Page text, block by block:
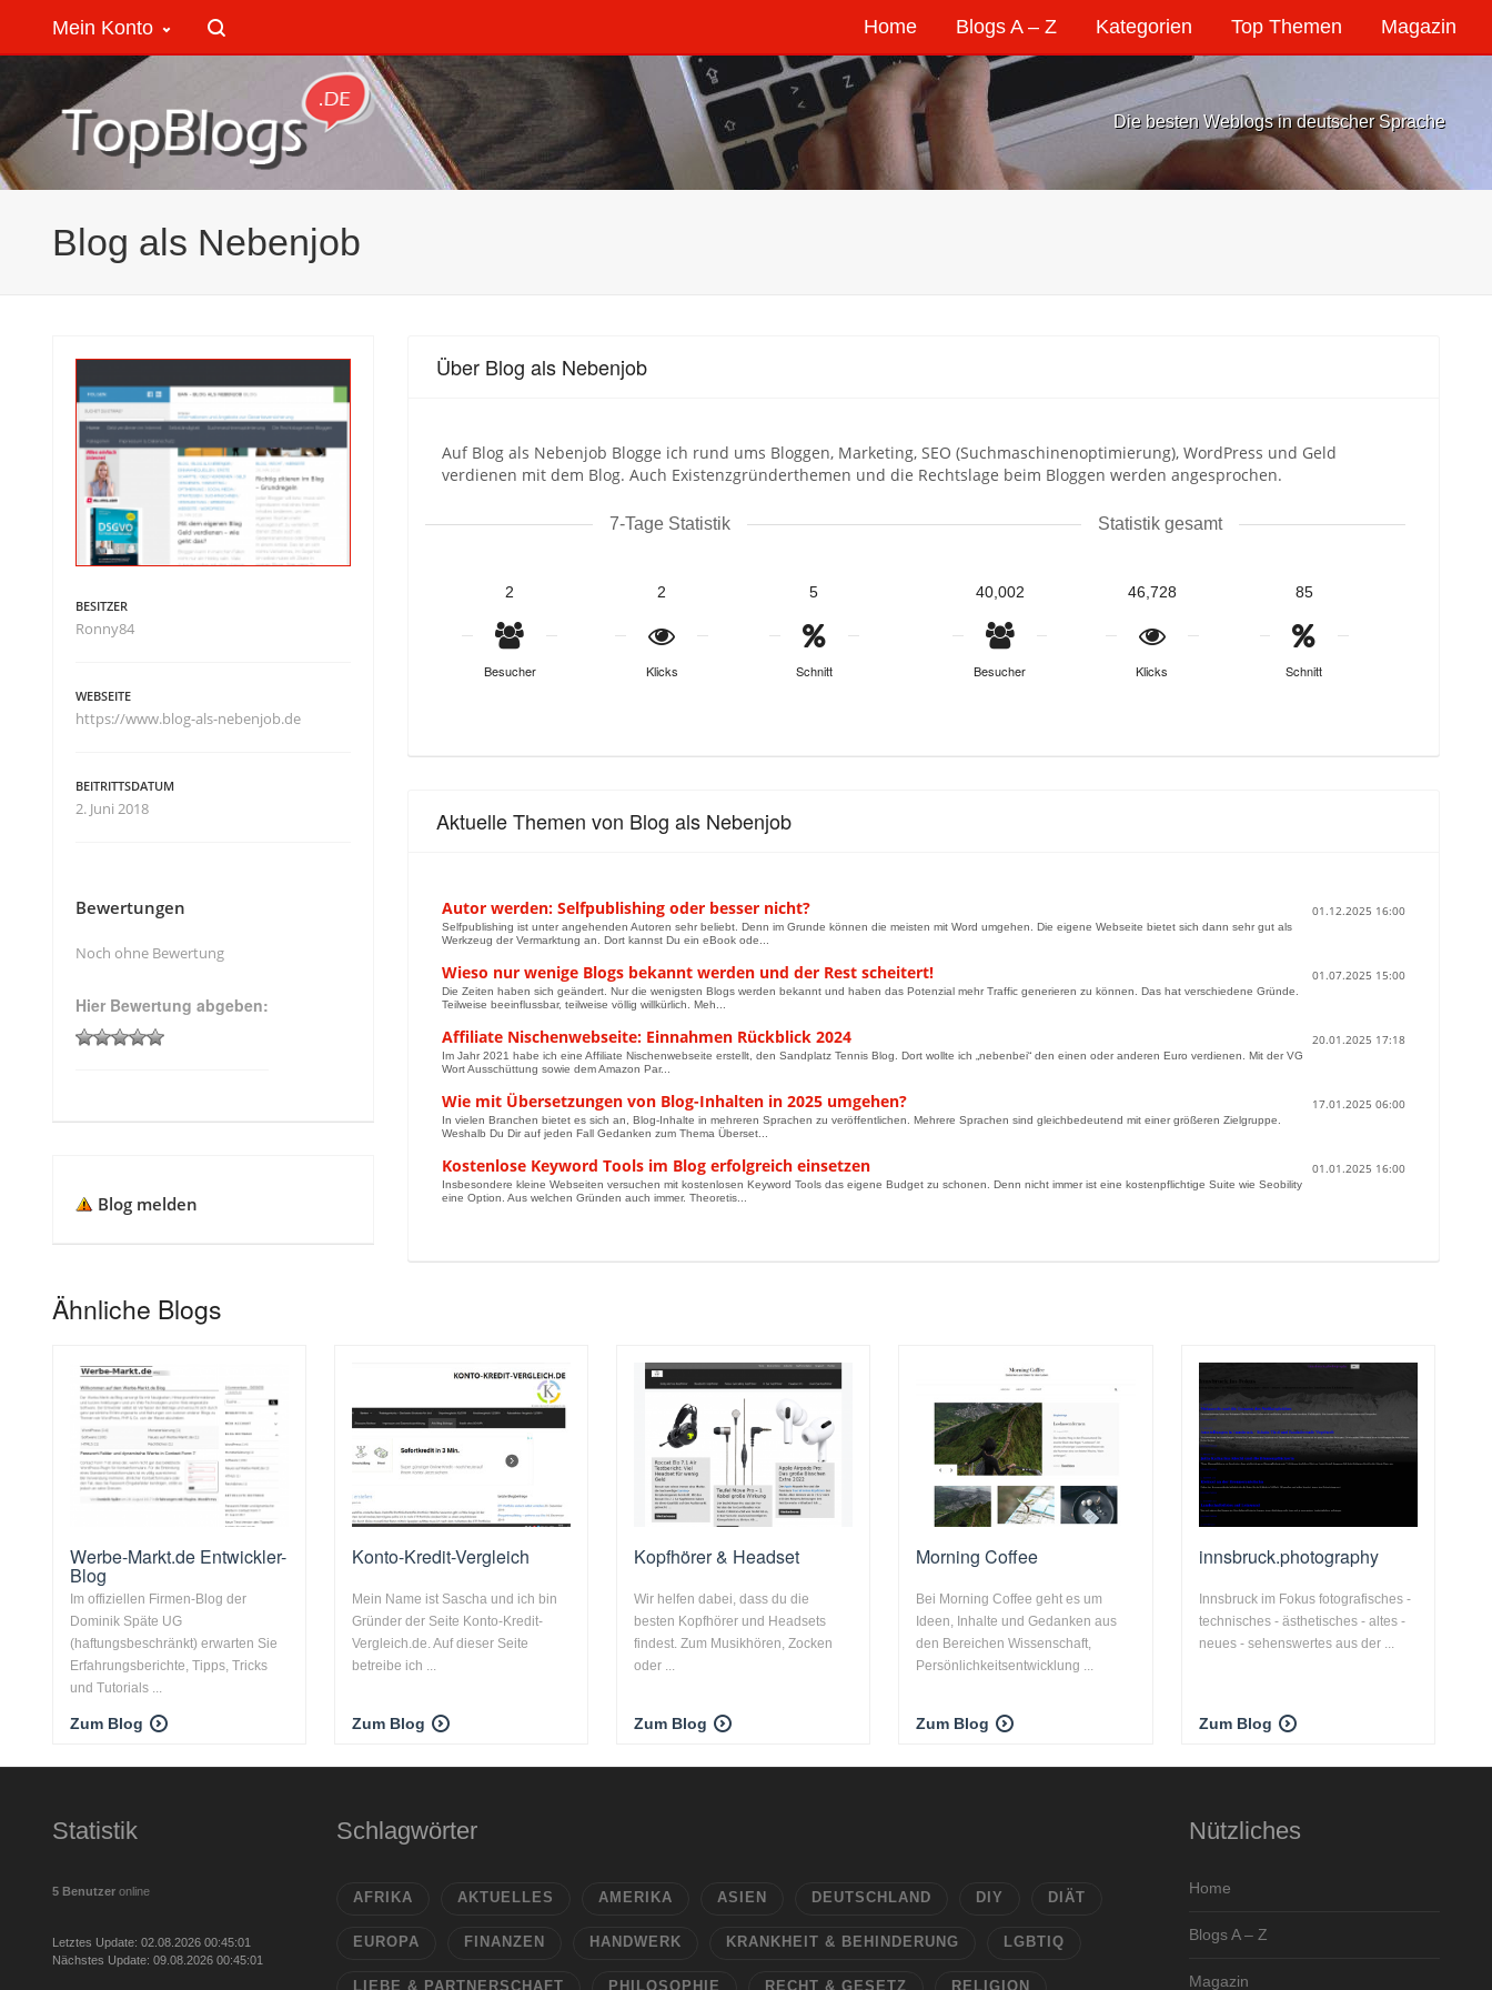
Home Blogs A – Z Kategorien Top Themen Magazin
Mein Konto
Die besten Weblogs in deutscher Sprache
Blog als Nebenjob
Über Blog als Nebenjob
Auf Blog als Nebenjob Blogge ich rund ums Bloggen, Marketing, SEO (Suchmaschinenoptimierung), WordPress und Geld
verdienen mit dem Blog. Auch Existenzgründerthemen und die Rechtslage beim Bloggen werden angesprochen.
7-Tage Statistik
2
Besucher
2
Klicks
5
Schnitt
Statistik gesamt
40,002
Besucher
46,728
Klicks
85
Schnitt
Aktuelle Themen von Blog als Nebenjob
Autor werden: Selfpublishing oder besser nicht? 01.12.2025 16:00
Selfpublishing ist unter angehenden Autoren sehr beliebt. Denn im Grunde können die meisten mit Word umgehen. Die eigene Webseite bietet sich dann sehr gut als
Werkzeug der Vermarktung an. Dort kannst Du ein eBook ode...
Wieso nur wenige Blogs bekannt werden und der Rest scheitert! 01.07.2025 15:00
Die Zeiten haben sich geändert. Nur die wenigsten Blogs werden bekannt und haben das Potenzial mehr Traffic generieren zu können. Das hat verschiedene Gründe.
Teilweise beeinflussbar, teilweise völlig willkürlich. Meh...
Affiliate Nischenwebseite: Einnahmen Rückblick 2024 20.01.2025 17:18
Im Jahr 2021 habe ich eine Affiliate Nischenwebseite erstellt, den Sandplatz Tennis Blog. Dort wollte ich „nebenbei“ den einen oder anderen Euro verdienen. Mit der VG
Wort Ausschüttung sowie dem Amazon Par...
Wie mit Übersetzungen von Blog-Inhalten in 2025 umgehen? 17.01.2025 06:00
In vielen Branchen bietet es sich an, Blog-Inhalte in mehreren Sprachen zu veröffentlichen. Mehrere Sprachen sind gleichbedeutend mit einer größeren Zielgruppe.
Weshalb Du Dir auf jeden Fall Gedanken zum Thema Überset...
Kostenlose Keyword Tools im Blog erfolgreich einsetzen 01.01.2025 16:00
Insbesondere kleine Webseiten versuchen mit kostenlosen Keyword Tools das eigene Budget zu schonen. Denn nicht immer ist eine kostenpflichtige Suite wie Seobility
eine Option. Aus welchen Gründen auch immer. Theoretis...
BESITZER
Ronny84
WEBSEITE
https://www.blog-als-nebenjob.de
BEITRITTSDATUM
2. Juni 2018
Bewertungen
Noch ohne Bewertung
Hier Bewertung abgeben:
Blog melden
Ähnliche Blogs
Werbe-Markt.de Entwickler-
Blog
Im offiziellen Firmen-Blog der
Dominik Späte UG
(haftungsbeschränkt) erwarten Sie
Erfahrungsberichte, Tipps, Tricks
und Tutorials ...
Zum Blog
Konto-Kredit-Vergleich
Mein Name ist Sascha und ich bin
Gründer der Seite Konto-Kredit-
Vergleich.de. Auf dieser Seite
betreibe ich ...
Zum Blog
Kopfhörer & Headset
Wir helfen dabei, dass du die
besten Kopfhörer und Headsets
findest. Zum Musikhören, Zocken
oder ...
Zum Blog
Morning Coffee
Bei Morning Coffee geht es um
Ideen, Inhalte und Gedanken aus
den Bereichen Wissenschaft,
Persönlichkeitsentwicklung ...
Zum Blog
innsbruck.photography
Innsbruck im Fokus fotografisches -
technisches - ästhetisches - altes -
neues - sehenswertes aus der ...
Zum Blog
Statistik
5 Benutzer online
Letztes Update: 02.08.2026 00:45:01
Nächstes Update: 09.08.2026 00:45:01
Schlagwörter
AFRIKA AKTUELLES AMERIKA ASIEN DEUTSCHLAND DIY DIÄT
EUROPA FINANZEN HANDWERK KRANKHEIT & BEHINDERUNG LGBTIQ
LIEBE & PARTNERSCHAFT PHILOSOPHIE RECHT & GESETZ RELIGION
Nützliches
Home
Blogs A – Z
Magazin